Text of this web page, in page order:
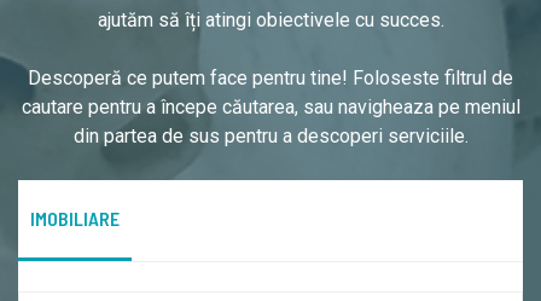
ajutăm să îți atingi obiectivele cu succes.
Descoperă ce putem face pentru tine! Foloseste filtrul de
cautare pentru a începe căutarea, sau navigheaza pe meniul
din partea de sus pentru a descoperi serviciile.
IMOBILIARE